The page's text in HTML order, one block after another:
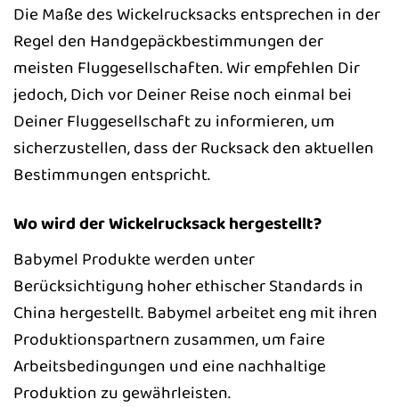
Die Maße des Wickelrucksacks entsprechen in der
Regel den Handgepäckbestimmungen der
meisten Fluggesellschaften. Wir empfehlen Dir
jedoch, Dich vor Deiner Reise noch einmal bei
Deiner Fluggesellschaft zu informieren, um
sicherzustellen, dass der Rucksack den aktuellen
Bestimmungen entspricht.
Wo wird der Wickelrucksack hergestellt?
Babymel Produkte werden unter
Berücksichtigung hoher ethischer Standards in
China hergestellt. Babymel arbeitet eng mit ihren
Produktionspartnern zusammen, um faire
Arbeitsbedingungen und eine nachhaltige
Produktion zu gewährleisten.